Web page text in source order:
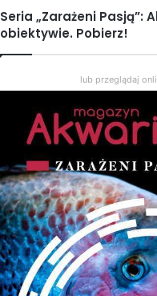
Seria „Zarażeni Pasją”:
obiektywie. Pobierz!
lub przeglądaj